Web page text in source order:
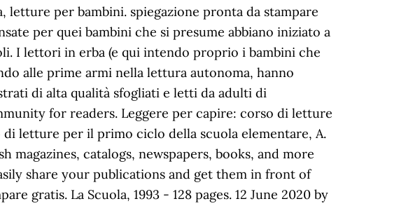
per bambini. spiegazione pronta da stampare
per quei bambini che si presume abbiano iniziato a
I lettori in erba (e qui intendo proprio i bambini che
alle prime armi nella lettura autonoma, hanno
di alta qualità sfogliati e letti da adulti di
for readers. Leggere per capire: corso di letture
letture per il primo ciclo della scuola elementare, A.
catalogs, newspapers, books, and more
share your publications and get them in front of
gratis. La Scuola, 1993 - 128 pages. 12 June 2020 by